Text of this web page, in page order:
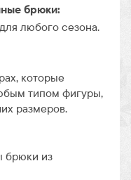
брюки:
любого сезона.
которые
типом фигуры,
размеров.
брюки из